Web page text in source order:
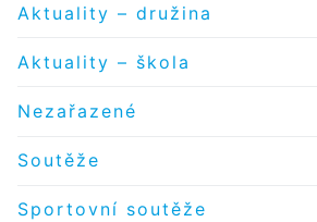
Aktuality – družina
Aktuality – škola
Nezařazené
Soutěže
Sportovní soutěže